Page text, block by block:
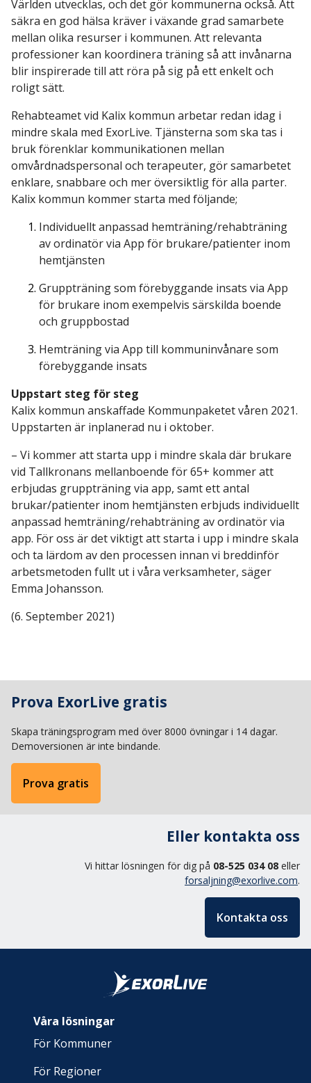
Världen utvecklas, och det gör kommunerna också. Att
säkra en god hälsa kräver i växande grad samarbete
mellan olika resurser i kommunen. Att relevanta
professioner kan koordinera träning så att invånarna
blir inspirerade till att röra på sig på ett enkelt och
roligt sätt.
Rehabteamet vid Kalix kommun arbetar redan idag i
mindre skala med ExorLive. Tjänsterna som ska tas i
bruk förenklar kommunikationen mellan
omvårdnadspersonal och terapeuter, gör samarbetet
enklare, snabbare och mer översiktlig för alla parter.
Kalix kommun kommer starta med följande;
Individuellt anpassad hemträning/rehabträning
av ordinatör via App för brukare/patienter inom
hemtjänsten
Gruppträning som förebyggande insats via App
för brukare inom exempelvis särskilda boende
och gruppbostad
Hemträning via App till kommuninvånare som
förebyggande insats
Uppstart steg för steg
Kalix kommun anskaffade Kommunpaketet våren 2021.
Uppstarten är inplanerad nu i oktober.
– Vi kommer att starta upp i mindre skala där brukare
vid Tallkronans mellanboende för 65+ kommer att
erbjudas gruppträning via app, samt ett antal
brukar/patienter inom hemtjänsten erbjuds individuellt
anpassad hemträning/rehabträning av ordinatör via
app. För oss är det viktigt att starta i upp i mindre skala
och ta lärdom av den processen innan vi breddinför
arbetsmetoden fullt ut i våra verksamheter, säger
Emma Johansson.
(6. September 2021)
Prova ExorLive gratis
Skapa träningsprogram med över 8000 övningar i 14 dagar.
Demoversionen är inte bindande.
Prova gratis
Eller kontakta oss
Vi hittar lösningen för dig på 08-525 034 08 eller
forsaljning@exorlive.com.
Kontakta oss
Våra lösningar
För Kommuner
För Regioner